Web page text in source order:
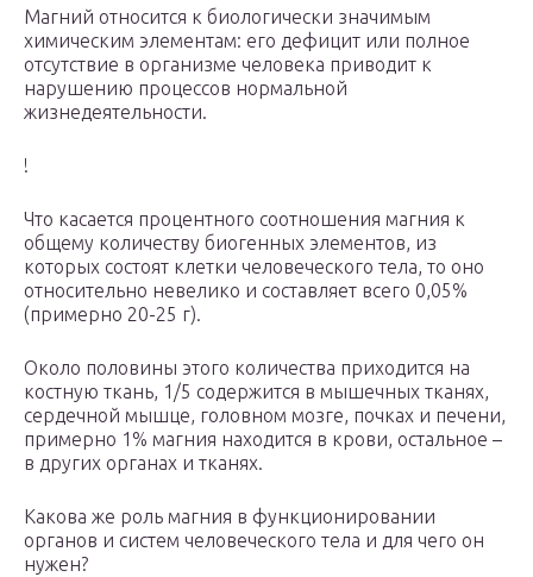
Магний относится к биологически значимым
химическим элементам: его дефицит или полное
отсутствие в организме человека приводит к
нарушению процессов нормальной
жизнедеятельности.
!
Что касается процентного соотношения магния к
общему количеству биогенных элементов, из
которых состоят клетки человеческого тела, то оно
относительно невелико и составляет всего 0,05%
(примерно 20-25 г).
Около половины этого количества приходится на
костную ткань, 1/5 содержится в мышечных тканях,
сердечной мышце, головном мозге, почках и печени,
примерно 1% магния находится в крови, остальное –
в других органах и тканях.
Какова же роль магния в функционировании
органов и систем человеческого тела и для чего он
нужен?